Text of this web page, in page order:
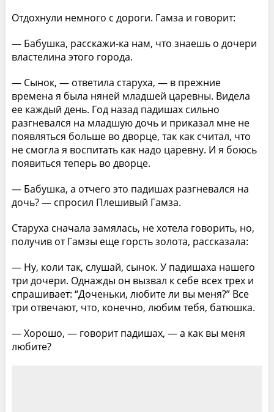
Отдохнули немного с дороги. Гамза и говорит:
— Бабушка, расскажи-ка нам, что знаешь о дочери
властелина этого города.
— Сынок, — ответила старуха, — в прежние
времена я была няней младшей царевны. Видела
ее каждый день. Год назад падишах сильно
разгневался на младшую дочь и приказал мне не
появляться больше во дворце, так как считал, что
не смогла я воспитать как надо царевну. И я боюсь
появиться теперь во дворце.
— Бабушка, а отчего это падишах разгневался на
дочь? — спросил Плешивый Гамза.
Старуха сначала замялась, не хотела говорить, но,
получив от Гамзы еще горсть золота, рассказала:
— Ну, коли так, слушай, сынок. У падишаха нашего
три дочери. Однажды он вызвал к себе всех трех и
спрашивает: “Доченьки, любите ли вы меня?” Все
три отвечают, что, конечно, любим тебя, батюшка.
— Хорошо, — говорит падишах, — а как вы меня
любите?